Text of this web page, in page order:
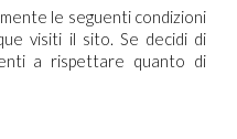
le seguenti condizioni
visiti il sito. Se decidi di
a rispettare quanto di